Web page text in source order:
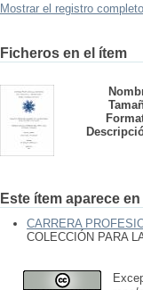
Mostrar el registro
Ficheros en el ítem
Este ítem aparece
CARRERA
COLECCIÓN PARA